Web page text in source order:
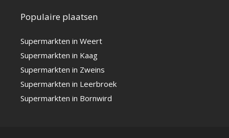
Populaire plaatsen
Supermarkten in Weert
Supermarkten in Kaag
Supermarkten in Zweins
Supermarkten in Leerbroek
Supermarkten in Bornwird